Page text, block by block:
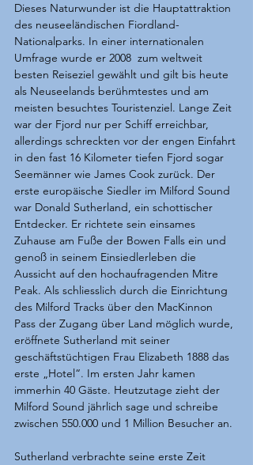
Dieses Naturwunder ist die Hauptattraktion
des neuseeländischen Fiordland-
Nationalparks. In einer internationalen
Umfrage wurde er 2008  zum weltweit
besten Reiseziel gewählt und gilt bis heute
als Neuseelands berühmtestes und am
meisten besuchtes Touristenziel. Lange Zeit
war der Fjord nur per Schiff erreichbar,
allerdings schreckten vor der engen Einfahrt
in den fast 16 Kilometer tiefen Fjord sogar
Seemänner wie James Cook zurück. Der
erste europäische Siedler im Milford Sound
war Donald Sutherland, ein schottischer
Entdecker. Er richtete sein einsames
Zuhause am Fuße der Bowen Falls ein und
genoß in seinem Einsiedlerleben die
Aussicht auf den hochaufragenden Mitre
Peak. Als schliesslich durch die Einrichtung
des Milford Tracks über den MacKinnon
Pass der Zugang über Land möglich wurde,
eröffnete Sutherland mit seiner
geschäftstüchtigen Frau Elizabeth 1888 das
erste „Hotel“. Im ersten Jahr kamen
immerhin 40 Gäste. Heutzutage zieht der
Milford Sound jährlich sage und schreibe
zwischen 550.000 und 1 Million Besucher an.
Sutherland verbrachte seine erste Zeit